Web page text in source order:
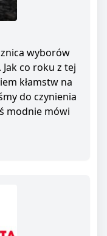
wyborów
co roku z tej
kłamstw na
do czynienia
modnie mówi